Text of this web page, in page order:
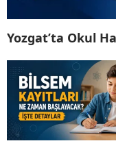
Yozgat’ta Okul